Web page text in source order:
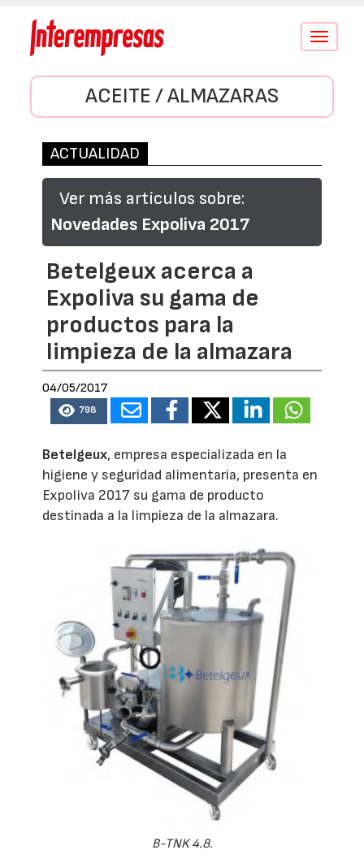
Conmutar
ACEITE / ALMAZARAS
ACTUALIDAD
Ver más artículos sobre:
Novedades Expoliva 2017
Betelgeux acerca a
Expoliva su gama de
productos para la
limpieza de la almazara
04/05/2017
798
Betelgeux, empresa especializada en la
higiene y seguridad alimentaria, presenta en
Expoliva 2017 su gama de producto
destinada a la limpieza de la almazara.
B-TNK 4.8.